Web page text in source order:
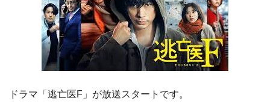
ドラマ「逃亡医F」が放送スタートです。